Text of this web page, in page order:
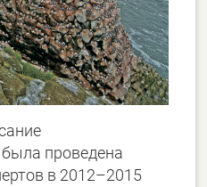
проведена
в 2012–2015